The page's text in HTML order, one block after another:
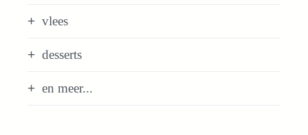
vlees
desserts
en meer...